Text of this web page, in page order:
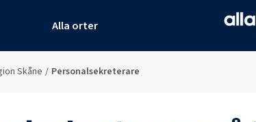
Alla orter
Skåne / Personalsekreterare